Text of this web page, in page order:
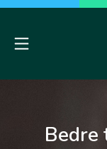
Skip
contentMobile Menu